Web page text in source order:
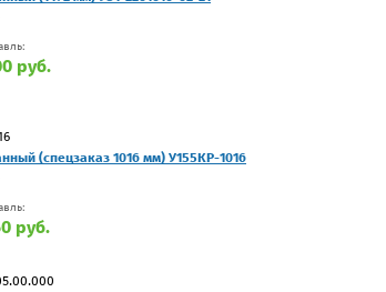
руб.
(спецзаказ 1016 мм) У155КР-1016
руб.